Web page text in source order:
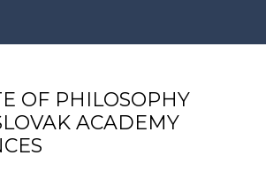
OF PHILOSOPHY
ACADEMY